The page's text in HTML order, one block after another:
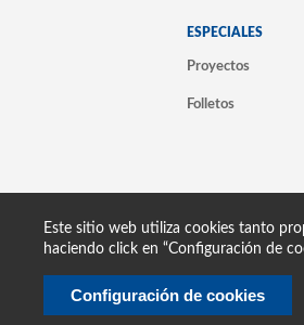
ESPECIALES
Proyectos
Folletos
Este sitio web utiliza cookies tanto
haciendo click en “Configuración de
Configuración de cookies